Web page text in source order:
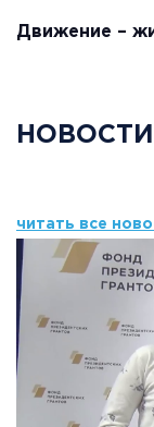
Движение –
НОВОСТИ
читать все